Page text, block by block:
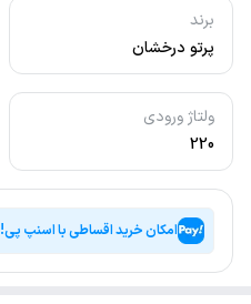
برند
پرتو درخشان
ولتاژ ورودی
220
امکان خرید اقساطی با اسنپ پی!